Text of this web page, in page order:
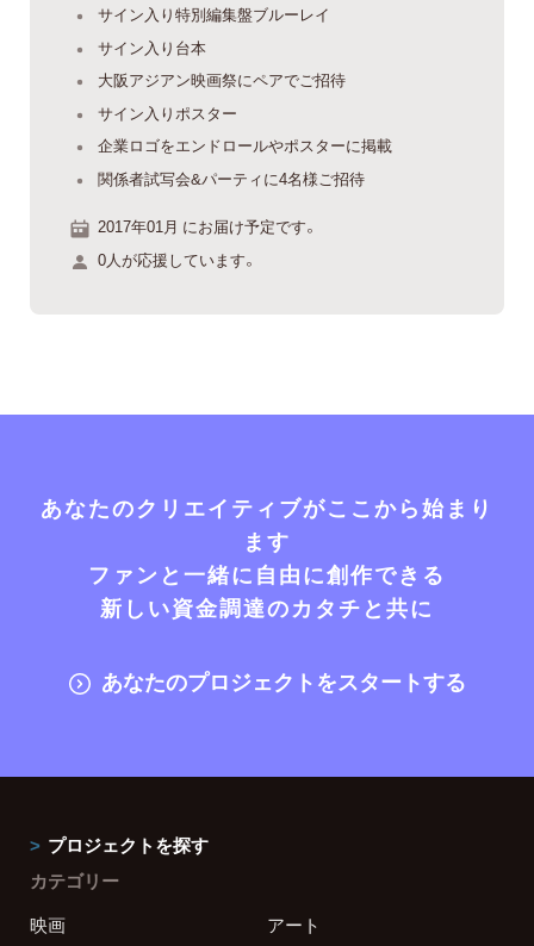
サイン入り特別編集盤ブルーレイ
サイン入り台本
大阪アジアン映画祭にペアでご招待
サイン入りポスター
企業ロゴをエンドロールやポスターに掲載
関係者試写会&パーティに4名様ご招待
2017年01月 にお届け予定です。
0人が応援しています。
あなたのクリエイティブがここから始まり
ます
ファンと一緒に自由に創作できる
新しい資金調達のカタチと共に
あなたのプロジェクトをスタートする
プロジェクトを探す
カテゴリー
映画
アート